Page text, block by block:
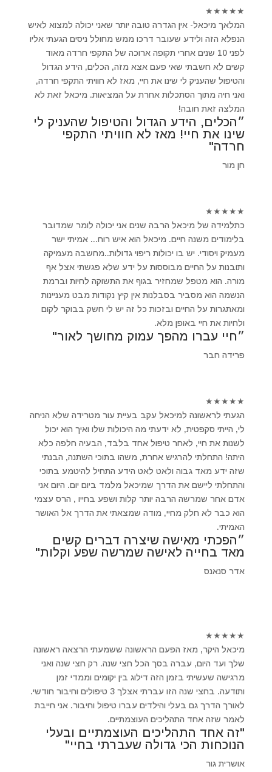
★
★
★
★
★
המלאך מיכאל- אין הגדרה טובה יותר שאני יכולה למצוא לאיש
הנפלא הזה ולידע שעובר דרכו ממש מחולל ניסים הגעתי אליו
לפני 10 שנים אחרי תקופה ארוכה של התקפי חרדה מאוד
קשים לא חשבתי שאי פעם אצא מזה, הכלים, הידע הגדול
והטיפול שהעניק לי שינו את חיי, מאז לא חוויתי התקפי חרדה,
ואני חיה מתוך הסתכלות אחרת על המציאות. מיכאל זאת לא
המלצה זאת חובה!
״הכלים, הידע הגדול והטיפול שהעניק לי
שינו את חיי! מאז לא חוויתי התקפי
חרדה"
חן מור
★
★
★
★
★
כתלמידה של מיכאל הרבה שנים אני יכולה לומר שמדובר
בלימודים משנה חיים. מיכאל הוא איש רוח... אמיתי ישר
מעמיק ויסודי. יש בו יכולות ריפוי גדולות..מחשבה מעמיקה
ותובנות על החיים מבוססות על ידע שלא פגשתי אצל אף
מורה. הוא מטפל שמחזיר בגוף את התשוקה לחיות וברמת
הנשמה הוא מסביר בסבלנות אין קיץ נקודות מבט מעניינות
ומאתגרות על החיים ובזכות כל זה יש לי חשק בבוקר לקום
ולחיות את חיי באופן מלא.
״חיי עברו מהפך עמוק מחושך לאור"
פרידה חבר
★
★
★
★
★
הגעתי לראשונה למיכאל עקב בעיית עור מטרידה שלא הניחה
לי, הייתי סקפטית, לא ידעתי מה היכולות שלו ואיך הוא יכול
לשנות את חיי, לאחר טיפול אחד בלבד, הבעיה חלפה כלא
היתה! התחלתי להרגיש אחרת, משהו בתוכי השתנה, הבנתי
שזה ידע מאד גבוה ולאט לאט הידע התחיל להיטמע בתוכי
והתחלתי ליישם את הדרך שמיכאל מלמד ביום יום. היום אני
אדם אחר שמרשה הרבה יותר קלות ושפע בחייו , הרס עצמי
הוא כבר לא חלק מחיי, מודה שמצאתי את הדרך אל האושר
האמיתי.
״הפכתי מאישה שיצרה דברים קשים
מאד בחייה לאישה שמרשה שפע וקלות"
אדר סנאנס
★
★
★
★
★
מיכאל היקר, מאז הפעם הראשונה ששמעתי הרצאה ראשונה
שלך ועד היום, עברה בסך הכל חצי שנה. רק חצי שנה ואני
מרגישה שעשיתי בזמן הזה דילוג בין יקומים וממדי זמן
ותודעה. בחצי שנה הזו עברתי אצלך 3 טיפולים וחיבור חודשי.
לאורך הדרך גם בעלי והילדים עברו טיפול וחיבור. אני חייבת
לאמר שזה אחד התהליכים העוצמתיים.
"זה אחד התהליכים העוצמתיים ובעלי
הנוכחות הכי גדולה שעברתי בחיי"
אושרית גור